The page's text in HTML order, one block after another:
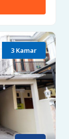
3 Kamar